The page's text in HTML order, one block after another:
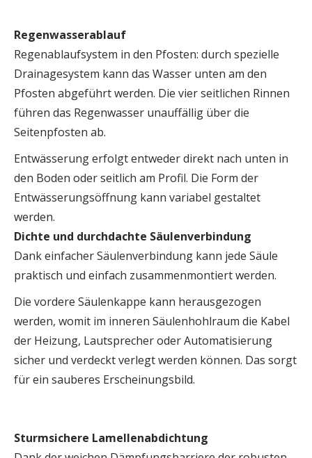
Regenwasserablauf
Regenablaufsystem in den Pfosten: durch spezielle
Drainagesystem kann das Wasser unten am den
Pfosten abgeführt werden. Die vier seitlichen Rinnen
führen das Regenwasser unauffällig über die
Seitenpfosten ab.
Entwässerung erfolgt entweder direkt nach unten in
den Boden oder seitlich am Profil. Die Form der
Entwässerungsöffnung kann variabel gestaltet
werden.
Dichte und durchdachte Säulenverbindung
Dank einfacher Säulenverbindung kann jede Säule
praktisch und einfach zusammenmontiert werden.
Die vordere Säulenkappe kann herausgezogen
werden, womit im inneren Säulenhohlraum die Kabel
der Heizung, Lautsprecher oder Automatisierung
sicher und verdeckt verlegt werden können. Das sorgt
für ein sauberes Erscheinungsbild.
Sturmsichere Lamellenabdichtung